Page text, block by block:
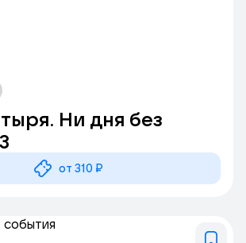
Ни дня без
от 310 ₽